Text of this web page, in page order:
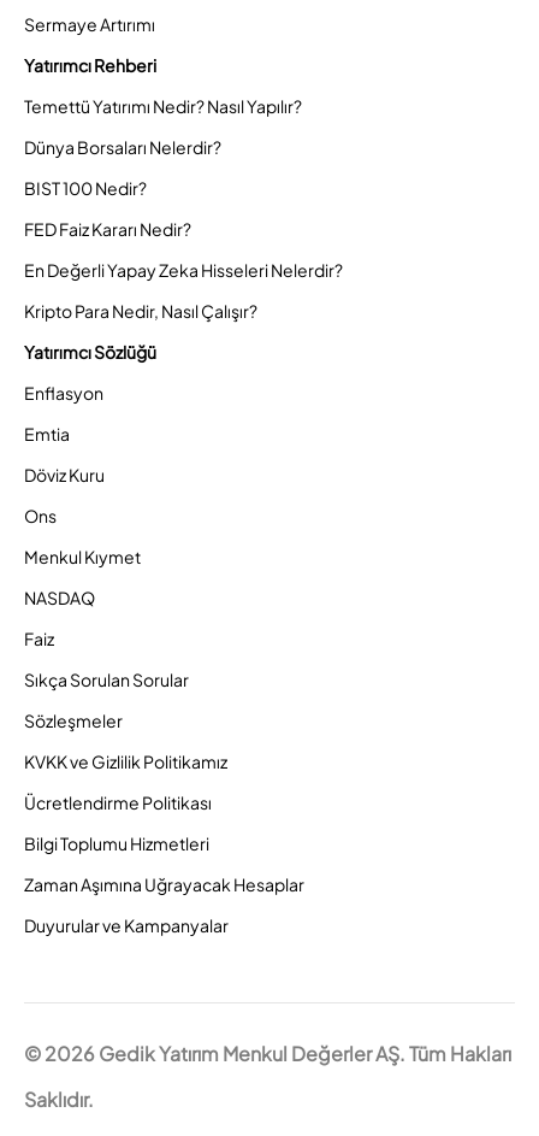
Sermaye Artırımı
Yatırımcı Rehberi
Temettü Yatırımı Nedir? Nasıl Yapılır?
Dünya Borsaları Nelerdir?
BIST 100 Nedir?
FED Faiz Kararı Nedir?
En Değerli Yapay Zeka Hisseleri Nelerdir?
Kripto Para Nedir, Nasıl Çalışır?
Yatırımcı Sözlüğü
Enflasyon
Emtia
Döviz Kuru
Ons
Menkul Kıymet
NASDAQ
Faiz
Sıkça Sorulan Sorular
Sözleşmeler
KVKK ve Gizlilik Politikamız
Ücretlendirme Politikası
Bilgi Toplumu Hizmetleri
Zaman Aşımına Uğrayacak Hesaplar
Duyurular ve Kampanyalar
© 2026 Gedik Yatırım Menkul Değerler AŞ. Tüm Hakları
Saklıdır.